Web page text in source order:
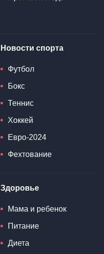
Новости спорта
Футбол
Бокс
Теннис
Хоккей
Евро-2024
Фехтование
Здоровье
Мама и ребенок
Питание
Диета